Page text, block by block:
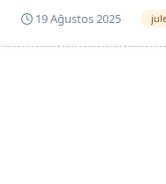
isteyenlere yol gösteren
işler acele ve
çalışmayla vücuda
19 Ağustos 2025